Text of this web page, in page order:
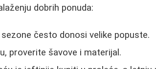
dobrih ponuda:
često donosi velike popuste.
proverite šavove i materijal.